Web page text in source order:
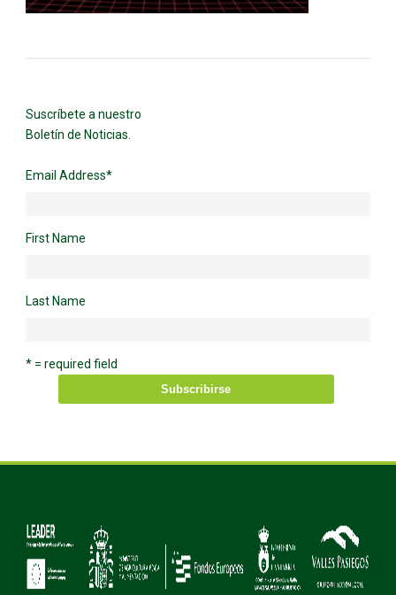
Suscríbete a nuestro
Boletín de Noticias.
Email Address*
First Name
Last Name
* = required field